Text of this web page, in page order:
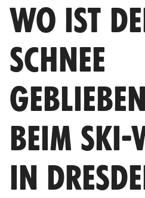
WO IST
SCHNEE
BEIM SKI-
IN